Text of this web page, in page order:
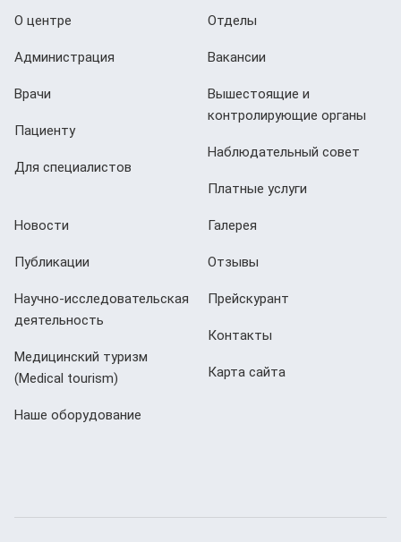
О центре
Администрация
Врачи
Пациенту
Для специалистов
Отделы
Вакансии
Вышестоящие и
контролирующие органы
Наблюдательный совет
Платные услуги
Новости
Публикации
Научно-исследовательская
деятельность
Медицинский туризм
(Мedical tourism)
Наше оборудование
Галерея
Отзывы
Прейскурант
Контакты
Карта сайта